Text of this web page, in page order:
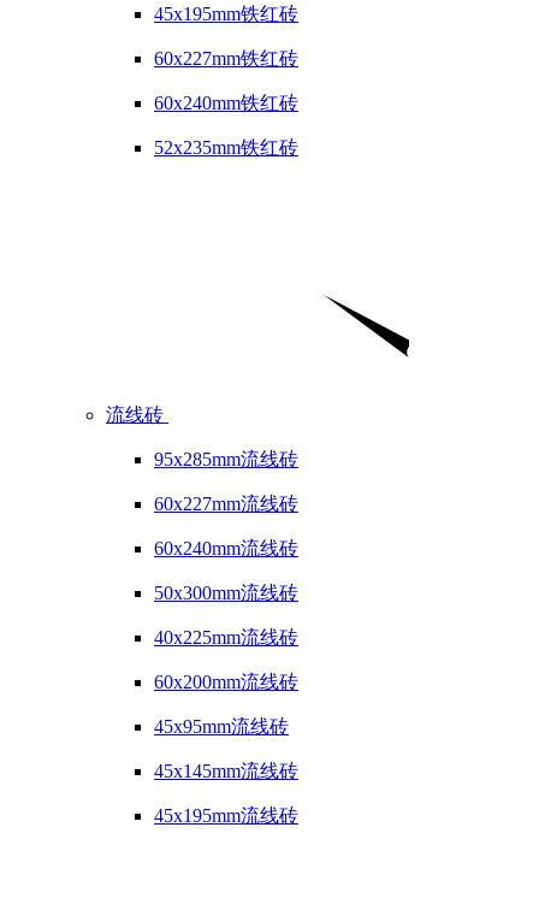
45x195mm铁红砖
60x227mm铁红砖
60x240mm铁红砖
52x235mm铁红砖
流线砖
95x285mm流线砖
60x227mm流线砖
60x240mm流线砖
50x300mm流线砖
40x225mm流线砖
60x200mm流线砖
45x95mm流线砖
45x145mm流线砖
45x195mm流线砖